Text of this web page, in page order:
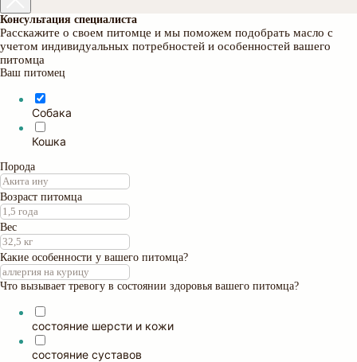
Консультация специалиста
Расскажите о своем питомце и мы поможем подобрать масло с
учетом индивидуальных потребностей и особенностей вашего
питомца
Ваш питомец
Собака
Кошка
Порода
Возраст питомца
Вес
Какие особенности у вашего питомца?
Что вызывает тревогу в состоянии здоровья вашего питомца?
состояние шерсти и кожи
состояние суставов